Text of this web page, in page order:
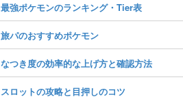
最強ポケモンのランキング・Tier表
旅パのおすすめポケモン
なつき度の効率的な上げ方と確認方法
スロットの攻略と目押しのコツ